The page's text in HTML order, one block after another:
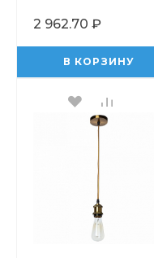
2 962.70 ₽
В КОРЗИНУ